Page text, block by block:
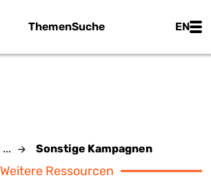
ThemenSuche EN
... Sonstige Kampagnen
Weitere Ressourcen